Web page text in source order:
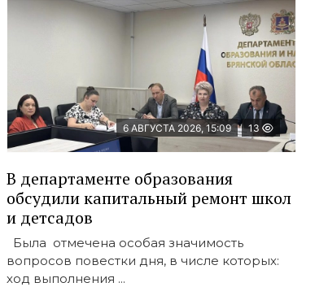
6 АВГУСТА 2026, 15:09 13
В департаменте образования
обсудили капитальный ремонт школ
и детсадов
Была отмечена особая значимость
вопросов повестки дня, в числе которых:
ход выполнения ...